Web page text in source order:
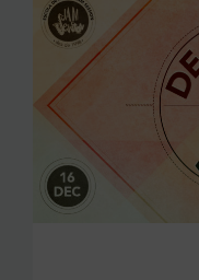
SCHOOL
ACCES PROGRAM
HIGHER SCHOOL
JAM FOUNDATION